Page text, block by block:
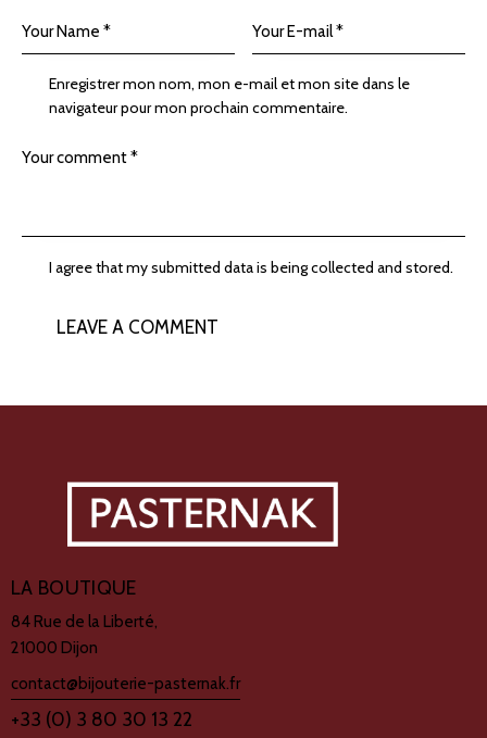
Enregistrer mon nom, mon e-mail et mon site dans le
navigateur pour mon prochain commentaire.
I agree that my submitted data is being collected and stored.
LA BOUTIQUE
84 Rue de la Liberté,
21000 Dijon
contact@bijouterie-pasternak.fr
+33 (0) 3 80 30 13 22